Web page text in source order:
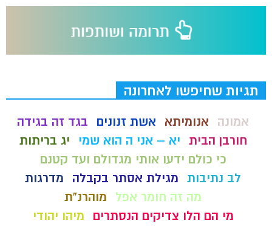
תגיות שחיפשו לאחרונה
אמונה אנומיתא אשת זנונים
בגד זה בגידה
חורבן הבית יא – אני ה הוא שמי
יג בריתות
כי כולם ידעו אותי מגדולם ועד קטנם
לב נתיבות מגילת אסתר בקבלה
מדרגות
מה זה חומר אפל
מוהרנ”ת
מי הם הלו צדיקים הנסתרים
מיהו יהודי